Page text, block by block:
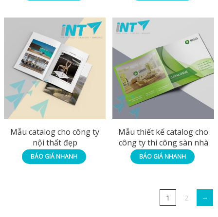
Mẫu catalog cho công ty
nội thất đẹp
BÁO GIÁ NHANH
Mẫu thiết kế catalog cho
công ty thi công sàn nhà
BÁO GIÁ NHANH
1 2 →